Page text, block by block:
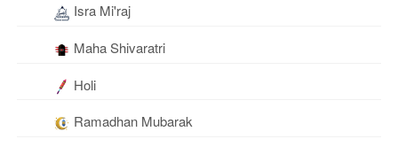
Isra Mi'raj
Maha Shivaratri
Holi
Ramadhan Mubarak